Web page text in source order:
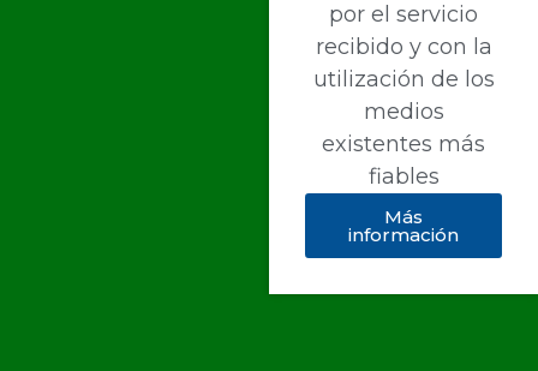
por el servicio
recibido y con la
utilización de los
medios
existentes más
fiables
Más
información